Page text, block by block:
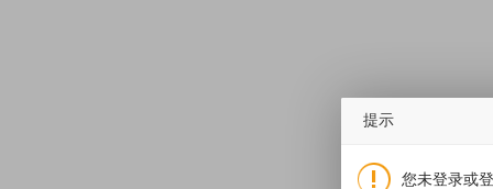
提示
您未登录或